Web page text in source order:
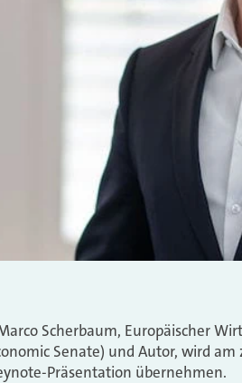
Scherbaum, Europäischer
Senate) und Autor, wird
Präsentation übernehmen.